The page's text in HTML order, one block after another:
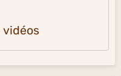
vidéos